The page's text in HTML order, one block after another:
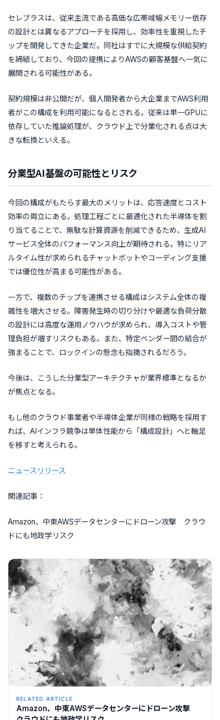
セレブラスは、従来主流である高価な広帯域幅メモリー依存
の設計とは異なるアプローチを採用し、効率性を重視したチ
ップを開発してきた企業だ。同社はすでに大規模な供給契約
を締結しており、今回の提携によりAWSの顧客基盤へ一気に
展開される可能性がある。
契約規模は非公開だが、個人開発者から大企業までAWS利用
者がこの構成を利用可能になるとされる。従来は単一GPUに
依存していた推論処理が、クラウド上で分業化される点は大
きな転換といえる。
分業型AI基盤の可能性とリスク
今回の構成がもたらす最大のメリットは、応答速度とコスト
効率の両立にある。処理工程ごとに最適化された半導体を割
り当てることで、無駄な計算資源を削減できるため、生成AI
サービス全体のパフォーマンス向上が期待される。特にリア
ルタイム性が求められるチャットボットやコーディング支援
では優位性が高まる可能性がある。
一方で、複数のチップを連携させる構成はシステム全体の複
雑性を増大させる。障害発生時の切り分けや最適な負荷分散
の設計には高度な運用ノウハウが求められ、導入コストや管
理負担が増すリスクもある。また、特定ベンダー間の結合が
強まることで、ロックインの懸念も指摘されるだろう。
今後は、こうした分業型アーキテクチャが業界標準となるか
が焦点となる。
もし他のクラウド事業者や半導体企業が同様の戦略を採用す
れば、AIインフラ競争は単体性能から「構成設計」へと軸足
を移すと考えられる。
ニュースリリース
関連記事：
Amazon、中東AWSデータセンターにドローン攻撃 クラウ
ドにも地政学リスク
RELATED ARTICLE
Amazon、中東AWSデータセンターにドローン攻撃